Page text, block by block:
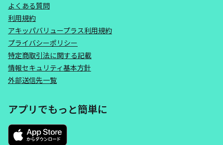
よくある質問
利用規約
アキッパバリュープラス利用規約
プライバシーポリシー
特定商取引法に関する記載
情報セキュリティ基本方針
外部送信先一覧
アプリでもっと簡単に